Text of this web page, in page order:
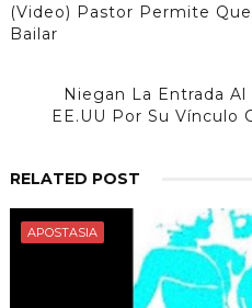
(Video) Pastor Permite
Bailar
Niegan La Entrada
EE.UU Por Su Vínculo
RELATED POST
APOSTASIA